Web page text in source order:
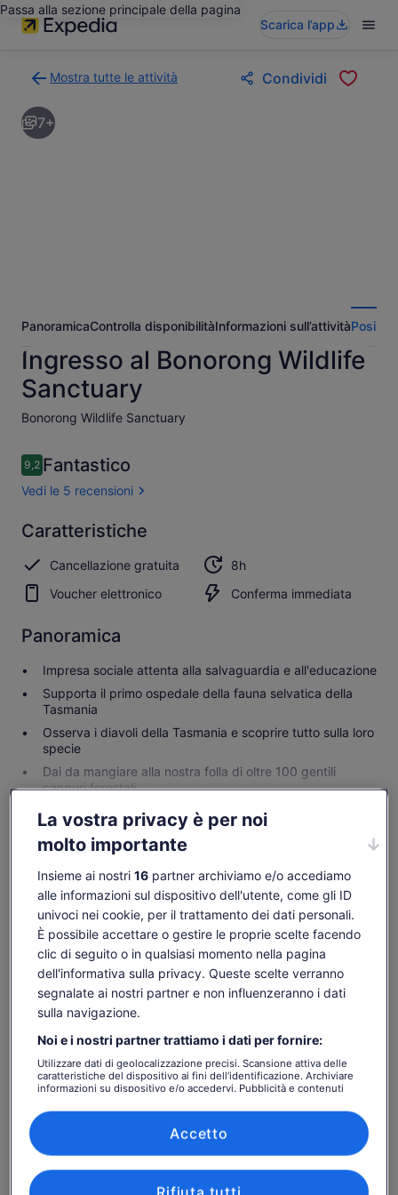
Passa alla sezione principale della pagina
Scarica l’app
Mostra tutte le attività
alla
pagina
dei
Condividi
7+
PanoramicaControlla disponibilitàInformazioni sull’attività
Ingresso al Bonorong Wildlife
Sanctuary
Bonorong Wildlife Sanctuary​
Recensioni
9,29,2 su 10
Fantastico
Vedi le 5 recensioni
9.29.2 su 10
Fantastico
Vedi tutte
le 5
recensioni
Caratteristiche
Cancellazione gratuita
8h
Voucher elettronico
Conferma immediata
Panoramica
Impresa sociale attenta alla salvaguardia e all'educazione
Supporta il primo ospedale della fauna selvatica della
Tasmania
Osserva i diavoli della Tasmania e scoprire tutto sulla loro
specie
Dai da mangiare alla nostra folla di oltre 100 gentili
canguri forestali
Controlla disponibilità
Date
ven 7 ago - ven 21 ago
Persone
1 adulto
ven 7 ago
-
sab 8 ago
23 €
dom 9 ago
23 €
lun 10 ago
23 €
Il
è
23 €
per
23 €
tasse e oneri inclusi
per adulto
Vai ai biglietti
I contenuti di questa pagina possono essere stati
Visualizza il testo originale (in inglese)
Apertura
in
una
La vostra privacy è per noi
molto importante
Insieme ai nostri 16partner archiviamo e/o accediamo
alle informazioni sul dispositivo dell'utente, come gli ID
univoci nei cookie, per il trattamento dei dati personali.
È possibile accettare o gestire le proprie scelte facendo
clic di seguito o in qualsiasi momento nella pagina
dell'informativa sulla privacy. Queste scelte verranno
segnalate ai nostri partner e non influenzeranno i dati
sulla navigazione.
Noi e i nostri partner trattiamo i dati per fornire:
Utilizzare dati di geolocalizzazione precisi. Scansione attiva delle
caratteristiche del dispositivo ai fini dell’identificazione. Archiviare
informazioni su dispositivo e/o accedervi. Pubblicità e contenuti
annunci, ricerche sul pubblico, sviluppo di servizi.
Elenco dei partner (fornitori)Accetto